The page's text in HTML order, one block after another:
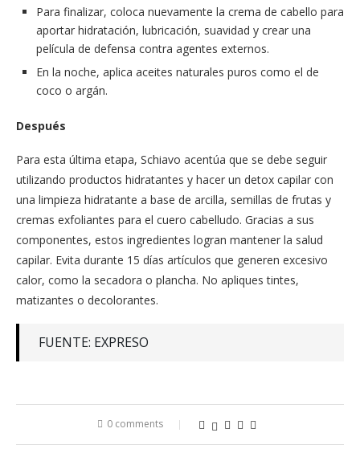
Para finalizar, coloca nuevamente la crema de cabello para
aportar hidratación, lubricación, suavidad y crear una
película de defensa contra agentes externos.
En la noche, aplica aceites naturales puros como el de
coco o argán.
Después
Para esta última etapa, Schiavo acentúa que se debe seguir
utilizando productos hidratantes y hacer un detox capilar con
una limpieza hidratante a base de arcilla, semillas de frutas y
cremas exfoliantes para el cuero cabelludo. Gracias a sus
componentes, estos ingredientes logran mantener la salud
capilar. Evita durante 15 días artículos que generen excesivo
calor, como la secadora o plancha. No apliques tintes,
matizantes o decolorantes.
FUENTE: EXPRESO
0 comments